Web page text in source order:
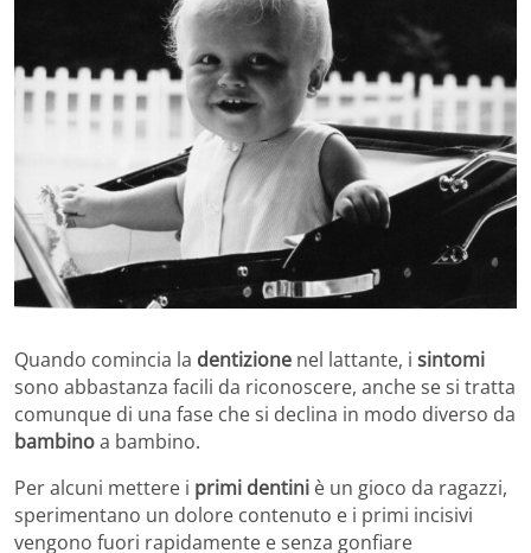
Quando comincia la dentizione nel lattante, i sintomi
sono abbastanza facili da riconoscere, anche se si tratta
comunque di una fase che si declina in modo diverso da
bambinoa bambino.
Per alcuni mettere i primi dentini è un gioco da ragazzi,
sperimentano un dolore contenuto e i primi incisivi
vengono fuori rapidamente e senza gonfiare